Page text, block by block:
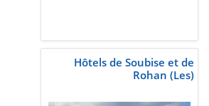
Hôtels de Soubise et de
Rohan (Les)